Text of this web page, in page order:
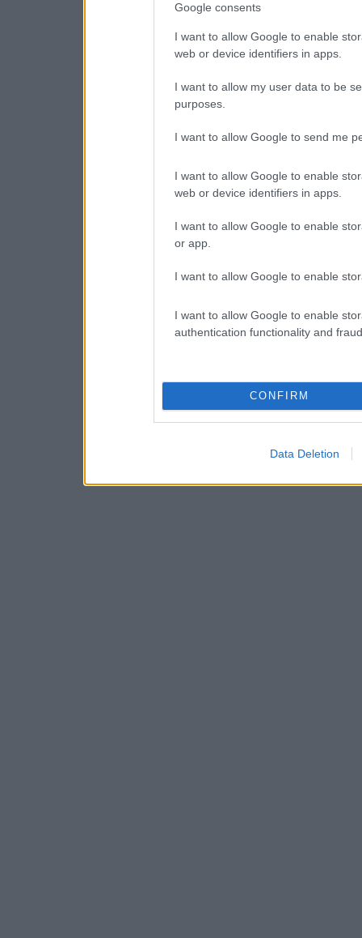
Google consents
I want to allow Google to enable
web or device identifiers in apps.
I want to allow my user data to be
purposes.
I want to allow Google to send me
I want to allow Google to enable
web or device identifiers in apps.
I want to allow Google to enable
or app.
I want to allow Google to enable
I want to allow Google to enable
authentication functionality and
CONFIRM
Data Deletion